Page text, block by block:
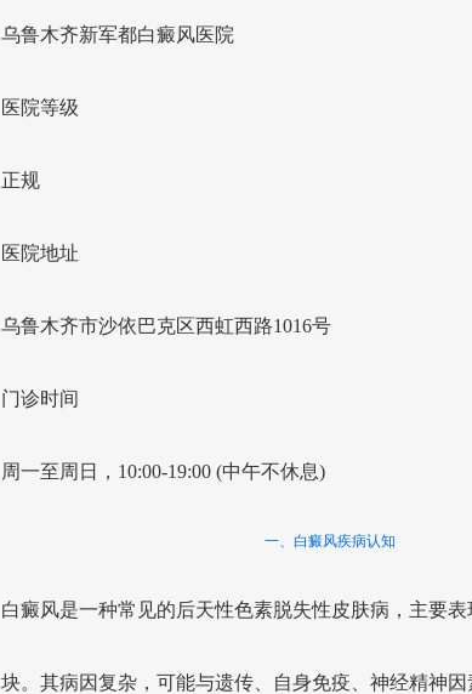
乌鲁木齐新军都白癜风医院
医院等级
正规
医院地址
乌鲁木齐市沙依巴克区西虹西路1016号
门诊时间
周一至周日，10:00-19:00 (中午不休息)
一、白癜风疾病认知
白癜风是一种常见的后天性色素脱失性皮肤病，主要
块。其病因复杂，可能与遗传、自身免疫、神经精神因